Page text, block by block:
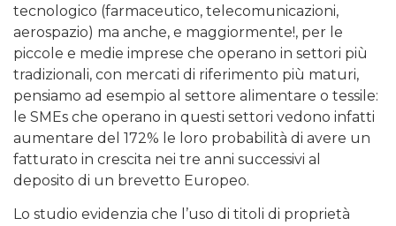
tecnologico (farmaceutico, telecomunicazioni,
aerospazio) ma anche, e maggiormente!, per le
piccole e medie imprese che operano in settori più
tradizionali, con mercati di riferimento più maturi,
pensiamo ad esempio al settore alimentare o tessile:
le SMEs che operano in questi settori vedono infatti
aumentare del 172% le loro probabilità di avere un
fatturato in crescita nei tre anni successivi al
deposito di un brevetto Europeo.
Lo studio evidenzia che l’uso di titoli di proprietà